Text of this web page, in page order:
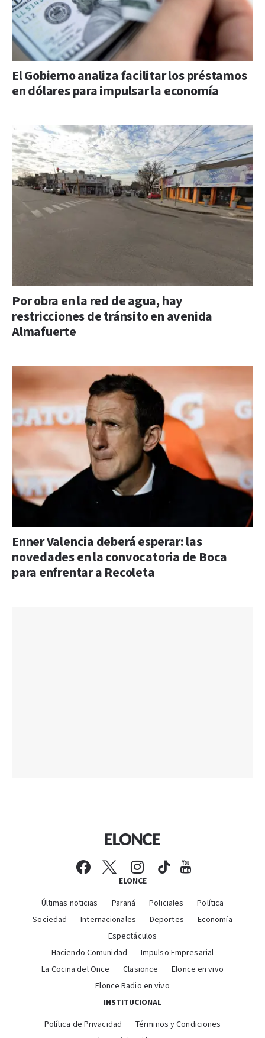
El Gobierno analiza facilitar los préstamos
en dólares para impulsar la economía
Por obra en la red de agua, hay
restricciones de tránsito en avenida
Almafuerte
Enner Valencia deberá esperar: las
novedades en la convocatoria de Boca
para enfrentar a Recoleta
ELONCE
Últimas noticias Paraná Policiales
Política
Sociedad
Internacionales Deportes
Economía
Espectáculos
Haciendo Comunidad
Impulso Empresarial
La Cocina del Once
Clasionce
Elonce en vivo
Elonce Radio en vivo
INSTITUCIONAL
Política de Privacidad
Términos y Condiciones